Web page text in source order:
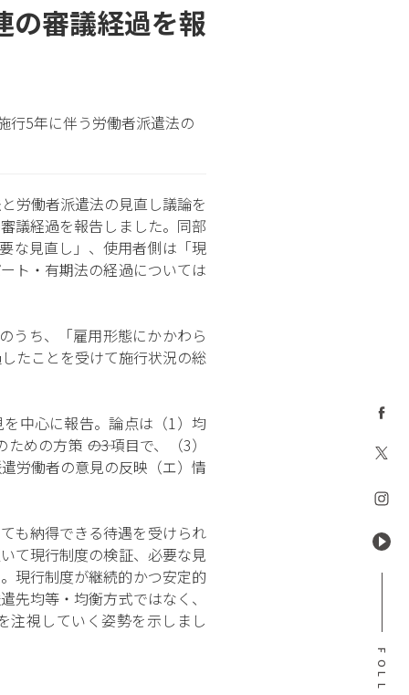
F
O
L
L
の審議経過を報
行5年に伴う労働者派遣法の
労働者派遣法の見直し議論を
議経過を報告しました。同部
な見直し」、使用者側は「現
ト・有期法の経過については
うち、「雇用形態にかかわら
たことを受けて施行状況の総
中心に報告。論点は（1）均
の方策 ――の3項目で、（3）
労働者の意見の反映（エ）情
も納得できる待遇を受けられ
て現行制度の検証、必要な見
現行制度が継続的かつ安定的
均等・均衡方式ではなく、
注視していく姿勢を示しまし